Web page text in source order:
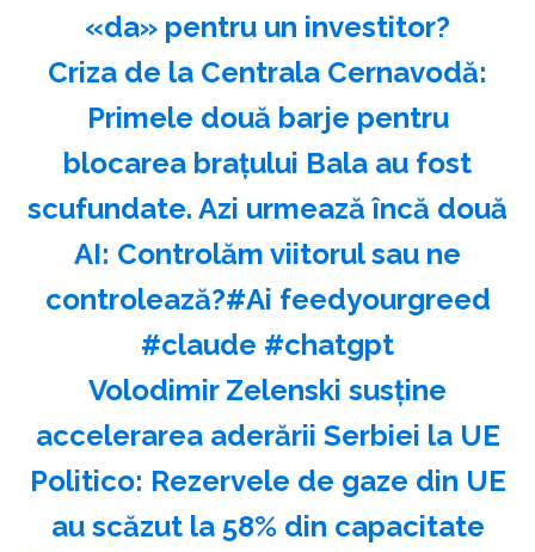
«da» pentru un investitor?
Criza de la Centrala Cernavodă:
Primele două barje pentru
blocarea brațului Bala au fost
scufundate. Azi urmează încă două
AI: Controlăm viitorul sau ne
controlează?#Ai feedyourgreed
#claude #chatgpt
Volodimir Zelenski susţine
accelerarea aderării Serbiei la UE
Politico: Rezervele de gaze din UE
au scăzut la 58% din capacitate